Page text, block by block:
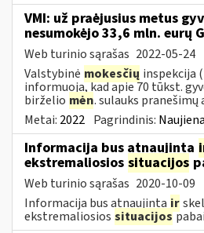
VMI: už praėjusius metus
nesumokėjo 33,6 mln. eurų
Web turinio sąrašas 2022-05-24
Valstybinė mokesčių inspekcija
informuoja, kad apie 70 tūkst.
birželio mėn. sulauks pranešimų
Metai: 2022 Pagrindinis:
Informacija bus atnaujinta
ekstremaliosios situacijos
Web turinio sąrašas 2020-10-09
Informacija bus atnaujinta ir
ekstremaliosios situacijos